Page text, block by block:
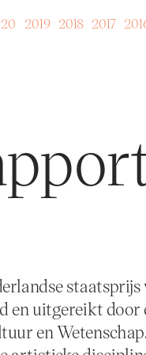
2019 2018 2017
staatsprijs
en uitgereikt door
en